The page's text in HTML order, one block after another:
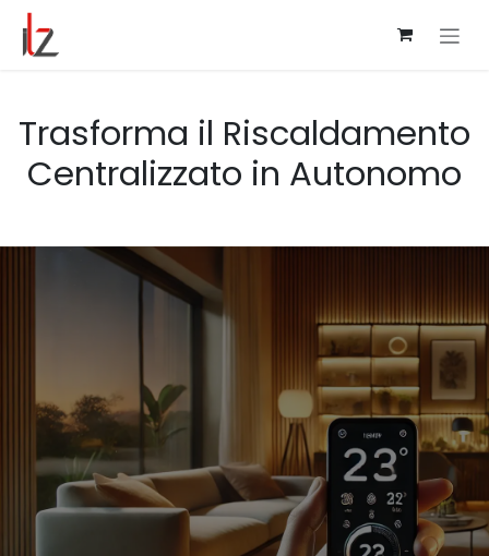
Passa al contenuto
Trasforma il Riscaldamento
Centralizzato in Autonomo